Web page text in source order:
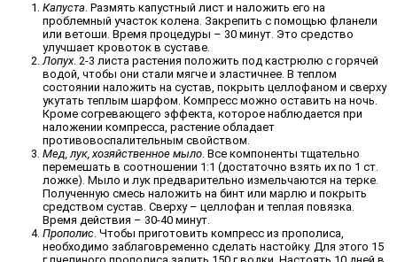
Капуста. Размять капустный лист и наложить его на
проблемный участок колена. Закрепить с помощью фланели
или ветоши. Время процедуры – 30 минут. Это средство
улучшает кровоток в суставе.
Лопух. 2-3 листа растения положить под кастрюлю с горячей
водой, чтобы они стали мягче и эластичнее. В теплом
состоянии наложить на сустав, покрыть целлофаном и сверху
укутать теплым шарфом. Компресс можно оставить на ночь.
Кроме согревающего эффекта, которое наблюдается при
наложении компресса, растение обладает
противовоспалительным свойством.
Мед, лук, хозяйственное мыло. Все компоненты тщательно
перемешать в соотношении 1:1 (достаточно взять их по 1 ст.
ложке). Мыло и лук предварительно измельчаются на терке.
Полученную смесь наложить на бинт или марлю и покрыть
средством сустав. Сверху – целлофан и теплая повязка.
Время действия – 30-40 минут.
Прополис. Чтобы приготовить компресс из прополиса,
необходимо заблаговременно сделать настойку. Для этого 15